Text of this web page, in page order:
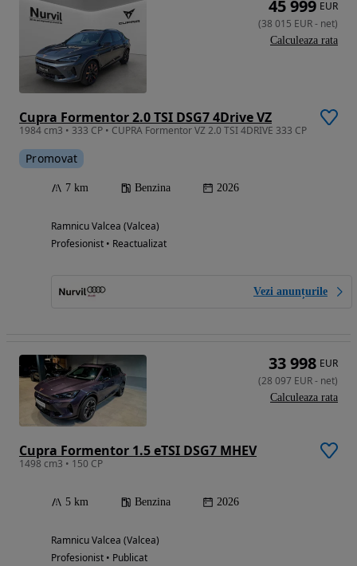
Cupra Formentor 2.0 TSI DSG7 4Drive VZ
1984 cm3 • 333 CP • CUPRA Formentor VZ 2.0 TSI 4DRIVE 333 CP
Promovat
7 km Benzina 2026
Ramnicu Valcea (Valcea)
Profesionist • Reactualizat
Vezi anunțurile
45 999 EUR
(38 015 EUR- net)
Calculeaza rata
Cupra Formentor 1.5 eTSI DSG7 MHEV
1498 cm3 • 150 CP
5 km Benzina 2026
Ramnicu Valcea (Valcea)
Profesionist • Publicat
33 998 EUR
(28 097 EUR- net)
Calculeaza rata